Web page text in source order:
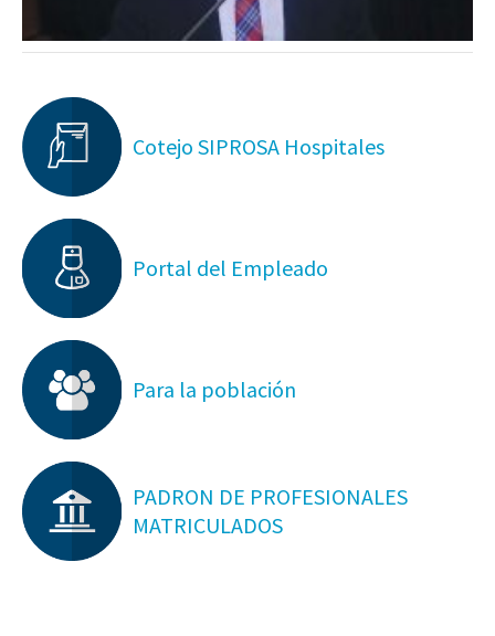
Cotejo SIPROSA Hospitales
Portal del Empleado
Para la población
PADRON DE PROFESIONALES
MATRICULADOS